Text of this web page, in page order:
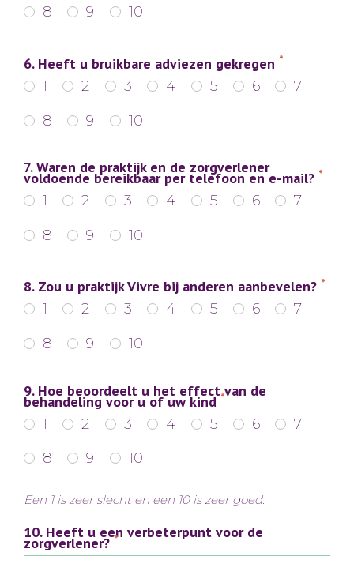
8 9 10
6. Heeft u bruikbare adviezen gekregen *
1 2 3 4 5 6
7
8
9 10
7. Waren de praktijk en de zorgverlener
voldoende bereikbaar per telefoon en e-mail? *
1 2 3 4 5 6
7
8
9 10
8. Zou u praktijk Vivre bij anderen aanbevelen? *
1 2 3 4 5 6
7
8
9 10
9. Hoe beoordeelt u het effect van de
behandeling voor u of uw kind*
1 2 3 4 5 6
7
8
9 10
Een 1 is zeer slecht en een 10 is zeer goed.
10. Heeft u een verbeterpunt voor de
zorgverlener?*